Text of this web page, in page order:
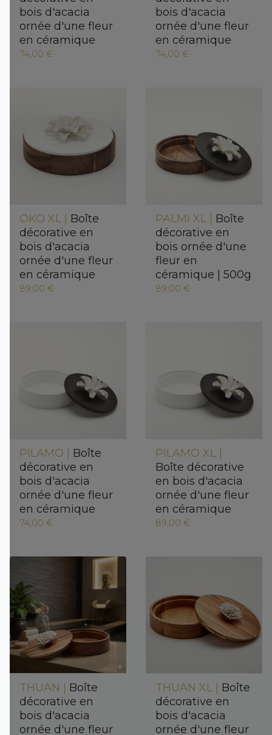
bois d'acacia
ornée d'une fleur
en céramique
74,00 €
bois d'acacia
ornée d'une fleur
en céramique
74,00 €
OKO XL | Boîte
décorative en
bois d'acacia
ornée d'une fleur
en céramique
89,00 €
PALMI XL | Boîte
décorative en
bois ornée d'une
fleur en
céramique | 500g
89,00 €
PILAMO | Boîte
décorative en
bois d'acacia
ornée d'une fleur
en céramique
74,00 €
PILAMO XL |
Boîte décorative
en bois d'acacia
ornée d'une fleur
en céramique
89,00 €
THUAN | Boîte
décorative en
bois d'acacia
ornée d'une fleur
THUAN XL | Boîte
décorative en
bois d'acacia
ornée d'une fleur